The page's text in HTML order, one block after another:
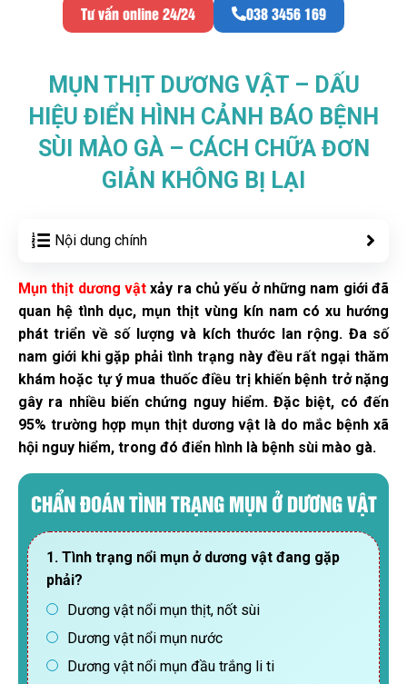
Tư vấn online 24/24 038 3456 169
MỤN THỊT DƯƠNG VẬT – DẤU
HIỆU ĐIỂN HÌNH CẢNH BÁO BỆNH
SÙI MÀO GÀ – CÁCH CHỮA ĐƠN
GIẢN KHÔNG BỊ LẠI
Nội dung chính
Mụn thịt dương vật xảy ra chủ yếu ở những nam giới đã
quan hệ tình dục, mụn thịt vùng kín nam có xu hướng
phát triển về số lượng và kích thước lan rộng. Đa số
nam giới khi gặp phải tình trạng này đều rất ngại thăm
khám hoặc tự ý mua thuốc điều trị khiến bệnh trở nặng
gây ra nhiều biến chứng nguy hiểm. Đặc biệt, có đến
95% trường hợp mụn thịt dương vật là do mắc bệnh xã
hội nguy hiểm, trong đó điển hình là bệnh sùi mào gà.
CHẨN ĐOÁN TÌNH TRẠNG MỤN Ở DƯƠNG VẬT
1. Tình trạng nổi mụn ở dương vật đang gặp
phải?
Dương vật nổi mụn thịt, nốt sùi
Dương vật nổi mụn nước
Dương vật nổi mụn đầu trắng li ti